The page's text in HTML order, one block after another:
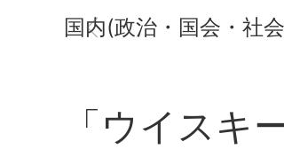
国内(政治・国会・社
「ウイスキ